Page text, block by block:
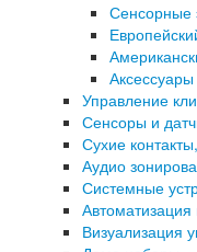
Сенсорные
Управление
Сенсоры и
Сухие
Аудио
Системные
Автоматизация
Визуализация